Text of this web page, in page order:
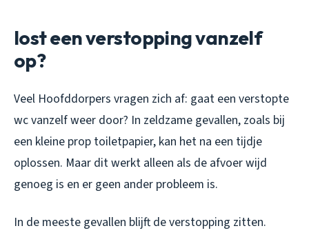
lost een verstopping vanzelf
op?
Veel Hoofddorpers vragen zich af: gaat een verstopte
wc vanzelf weer door? In zeldzame gevallen, zoals bij
een kleine prop toiletpapier, kan het na een tijdje
oplossen. Maar dit werkt alleen als de afvoer wijd
genoeg is en er geen ander probleem is.
In de meeste gevallen blijft de verstopping zitten.